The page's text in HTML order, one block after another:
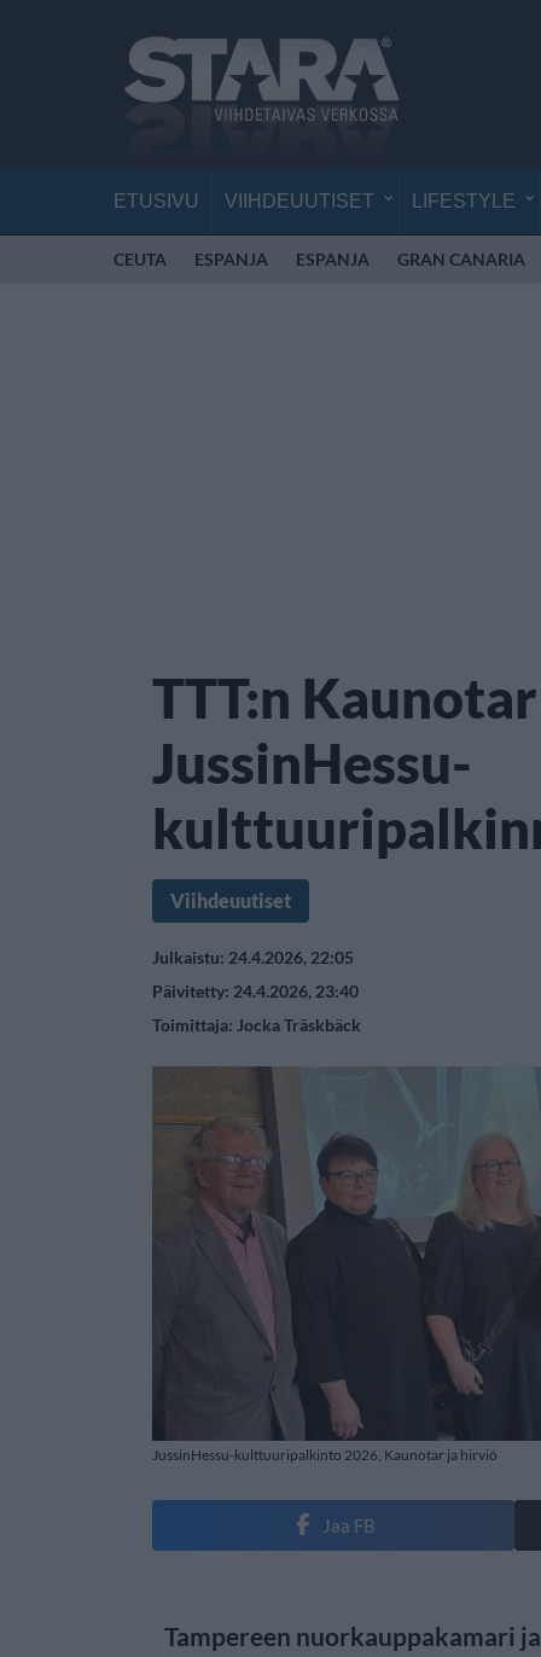
ETUSIVU VIIHDEUUTISET LIFESTYLE
CEUTA ESPANJA ESPANJA GRAN CANARIA
TTT:n
JussinHessu-
Viihdeuutiset
Julkaistu: 24.4.2026, 22:05
Päivitetty: 24.4.2026, 23:40
Toimittaja: Jocka Träskbäck
JussinHessu-kulttuuripalkinto 2026, Kaunotar ja hirviö
Jaa FB
Tampereen nuorkauppakamari